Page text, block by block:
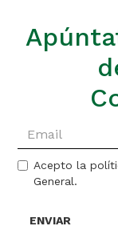
Acepto la
General.